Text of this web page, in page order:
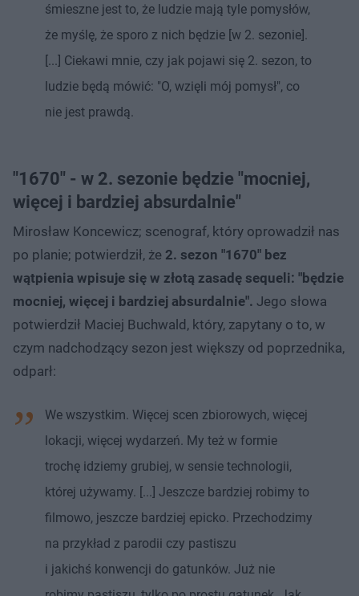
śmieszne jest to, że ludzie mają tyle pomysłów,
że myślę, że sporo z nich będzie [w 2. sezonie].
[...] Ciekawi mnie, czy jak pojawi się 2. sezon, to
ludzie będą mówić: "O, wzięli mój pomysł", co
nie jest prawdą.
"1670" - w 2. sezonie będzie "mocniej,
więcej i bardziej absurdalnie"
Mirosław Koncewicz; scenograf, który oprowadził nas
po planie; potwierdził, że 2. sezon "1670" bez
wątpienia wpisuje się w złotą zasadę sequeli: "będzie
mocniej, więcej i bardziej absurdalnie". Jego słowa
potwierdził Maciej Buchwald, który, zapytany o to, w
czym nadchodzący sezon jest większy od poprzednika,
odparł:
We wszystkim. Więcej scen zbiorowych, więcej
lokacji, więcej wydarzeń. My też w formie
trochę idziemy grubiej, w sensie technologii,
której używamy. [...] Jeszcze bardziej robimy to
filmowo, jeszcze bardziej epicko. Przechodzimy
na przykład z parodii czy pastiszu
i jakichś konwencji do gatunków. Już nie